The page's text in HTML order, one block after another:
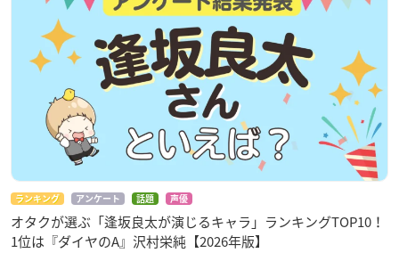
ランキング アンケート 話題 声優
オタクが選ぶ「逢坂良太が演じるキャラ」ランキングTOP10！
1位は『ダイヤのA』沢村栄純【2026年版】